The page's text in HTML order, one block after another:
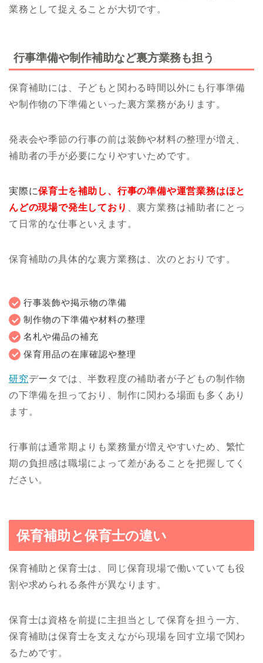
業務として捉えることが大切です。
行事準備や制作補助など裏方業務も担う
保育補助には、子どもと関わる時間以外にも行事準備
や制作物の下準備といった裏方業務があります。
発表会や季節の行事の前は装飾や材料の整理が増え、
補助者の手が必要になりやすいためです。
実際に保育士を補助し、行事の準備や運営業務はほと
んどの現場で発生しており
、裏方業務は補助者にとっ
て日常的な仕事といえます。
保育補助の具体的な裏方業務は、次のとおりです。
行事装飾や掲示物の準備
制作物の下準備や材料の整理
名札や備品の補充
保育用品の在庫確認や整理
研究データでは、半数程度の補助者が子どもの制作物
の下準備を担っており、制作に関わる場面も多くあり
ます。
行事前は通常期よりも業務量が増えやすいため、繁忙
期の負担感は職場によって差があることを把握してく
ださい。
保育補助と保育士の違い
保育補助と保育士は、同じ保育現場で働いていても役
割や求められる条件が異なります。
保育士は資格を前提に主担当として保育を担う一方、
保育補助は保育士を支えながら現場を回す立場で関わ
るためです。